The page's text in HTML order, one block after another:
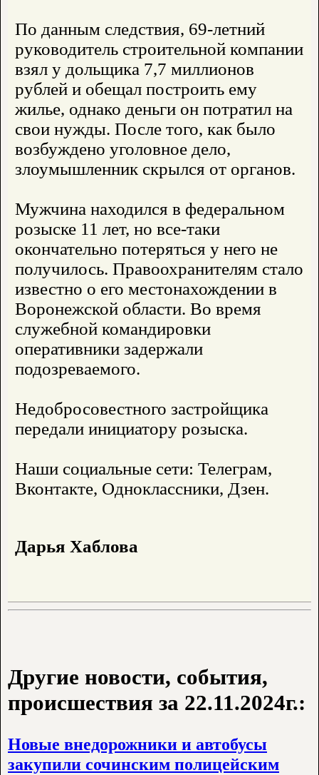
По данным следствия, 69-летний
руководитель строительной компании
взял у дольщика 7,7 миллионов
рублей и обещал построить ему
жилье, однако деньги он потратил на
свои нужды. После того, как было
возбуждено уголовное дело,
злоумышленник скрылся от органов.
Мужчина находился в федеральном
розыске 11 лет, но все-таки
окончательно потеряться у него не
получилось. Правоохранителям стало
известно о его местонахождении в
Воронежской области. Во время
служебной командировки
оперативники задержали
подозреваемого.
Недобросовестного застройщика
передали инициатору розыска.
Наши социальные сети: Телеграм,
Вконтакте, Одноклассники, Дзен.
Дарья Хаблова
Другие новости, события,
происшествия за 22.11.2024г.:
Новые внедорожники и автобусы
закупили сочинским полицейским